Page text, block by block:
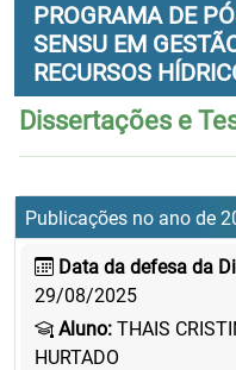
PROGRAMA DE
SENSU EM
RECURSOS
Dissertações e
Publicações no ano de
Data da defesa da
29/08/2025
Aluno: THAIS
HURTADO